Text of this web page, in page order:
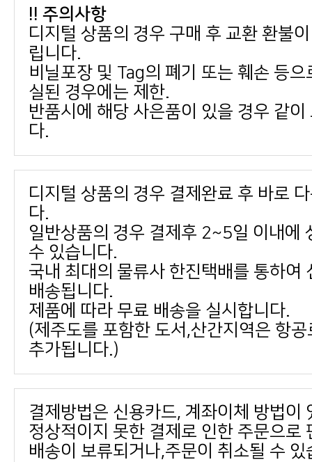
!! 주의사항
립니다.
실된 경우에는 제한.
다.
다.
수 있습니다.
배송됩니다.
제품에 따라 무료 배송을 실시합니다.
추가됩니다.)
결제방법은 신용카드, 계좌이체 방법이
배송이 보류되거나,주문이 취소될 수 있